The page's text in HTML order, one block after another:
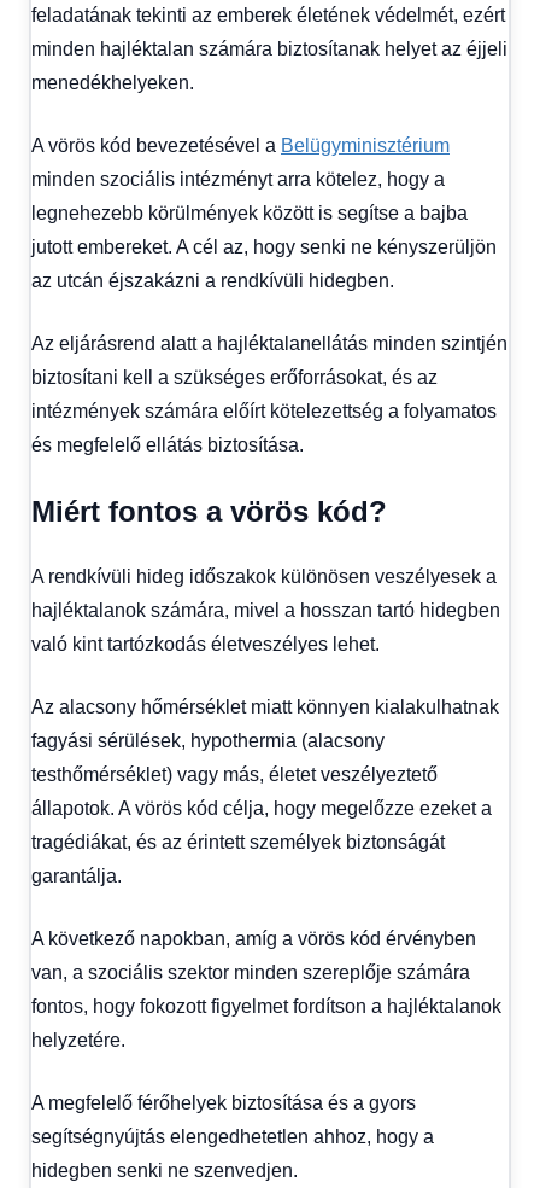
feladatának tekinti az emberek életének védelmét, ezért
minden hajléktalan számára biztosítanak helyet az éjjeli
menedékhelyeken.
A vörös kód bevezetésével a Belügyminisztérium
minden szociális intézményt arra kötelez, hogy a
legnehezebb körülmények között is segítse a bajba
jutott embereket. A cél az, hogy senki ne kényszerüljön
az utcán éjszakázni a rendkívüli hidegben.
Az eljárásrend alatt a hajléktalanellátás minden szintjén
biztosítani kell a szükséges erőforrásokat, és az
intézmények számára előírt kötelezettség a folyamatos
és megfelelő ellátás biztosítása.
Miért fontos a vörös kód?
A rendkívüli hideg időszakok különösen veszélyesek a
hajléktalanok számára, mivel a hosszan tartó hidegben
való kint tartózkodás életveszélyes lehet.
Az alacsony hőmérséklet miatt könnyen kialakulhatnak
fagyási sérülések, hypothermia (alacsony
testhőmérséklet) vagy más, életet veszélyeztető
állapotok. A vörös kód célja, hogy megelőzze ezeket a
tragédiákat, és az érintett személyek biztonságát
garantálja.
A következő napokban, amíg a vörös kód érvényben
van, a szociális szektor minden szereplője számára
fontos, hogy fokozott figyelmet fordítson a hajléktalanok
helyzetére.
A megfelelő férőhelyek biztosítása és a gyors
segítségnyújtás elengedhetetlen ahhoz, hogy a
hidegben senki ne szenvedjen.